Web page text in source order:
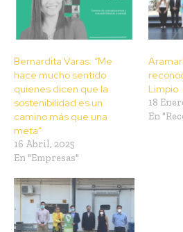
Bernardita Varas: “Me
hace mucho sentido
quienes dicen que la
sostenibilidad es un
camino más que una
meta”
16 Abril, 2025
En "Empresas"
Limpio
18
En